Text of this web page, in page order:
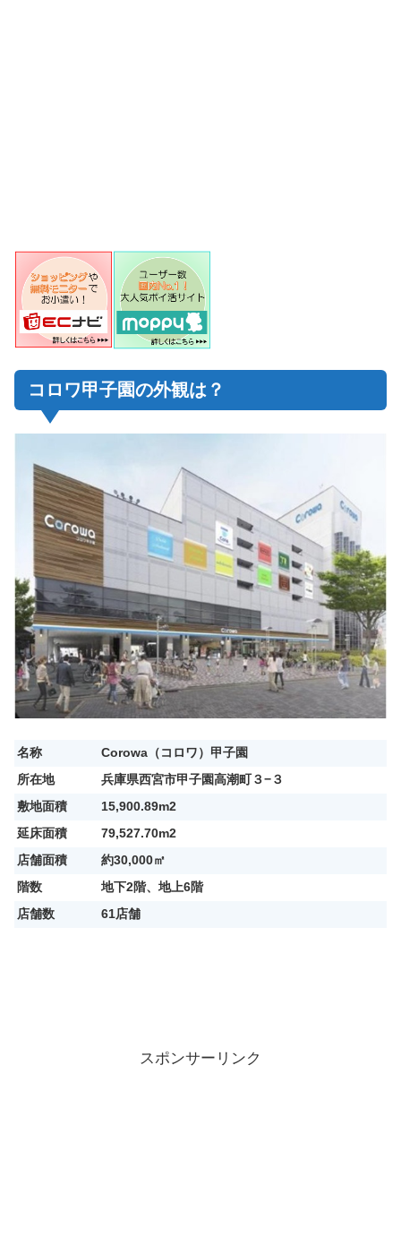
コロワ甲子園の外観は？
名称
Corowa（コロワ）甲子園
所在地
兵庫県西宮市甲子園高潮町３−３
敷地面積
15,900.89m2
延床面積
79,527.70m2
店舗面積
約30,000㎡
階数
地下2階、地上6階
店舗数
61店舗
スポンサーリンク